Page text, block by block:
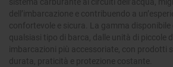
dell’imbarcazione e contribuendo a
confortevole e sicura. La gamma
qualsiasi tipo di barca, dalle unità di piccole
imbarcazioni più accessoriate, con prodotti
durata, praticità e protezione costante.